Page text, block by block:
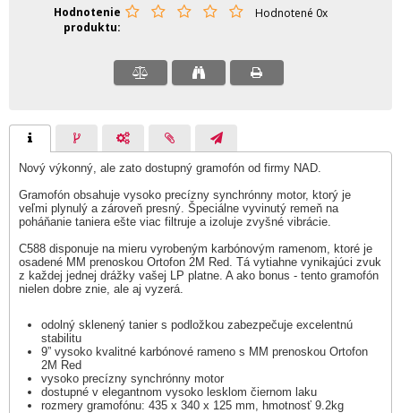
Hodnotenie
produktu
Hodnotené 0x
Nový výkonný, ale zato dostupný gramofón od firmy NAD.
Gramofón obsahuje vysoko precízny synchrónny motor, ktorý je
veľmi plynulý a zároveň presný. Špeciálne vyvinutý remeň na
poháňanie taniera ešte viac filtruje a izoluje zvyšné vibrácie.
C588 disponuje na mieru vyrobeným karbónovým ramenom, ktoré je
osadené MM prenoskou Ortofon 2M Red. Tá vytiahne vynikajúci zvuk
z každej jednej drážky vašej LP platne. A ako bonus - tento gramofón
nielen dobre znie, ale aj vyzerá.
odolný sklenený tanier s podložkou zabezpečuje excelentnú
stabilitu
9” vysoko kvalitné karbónové rameno s MM prenoskou Ortofon
2M Red
vysoko precízny synchrónny motor
dostupné v elegantnom vysoko lesklom čiernom laku
rozmery gramofónu: 435 x 340 x 125 mm, hmotnosť 9.2kg